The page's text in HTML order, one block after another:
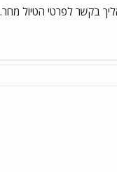
בקשר לפרטי הטיול